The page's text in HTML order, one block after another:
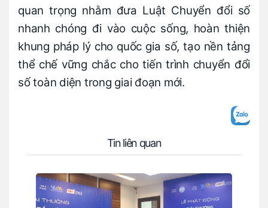
quan trọng nhằm đưa Luật Chuyển đổi số
nhanh chóng đi vào cuộc sống, hoàn thiện
khung pháp lý cho quốc gia số, tạo nền tảng
thể chế vững chắc cho tiến trình chuyển đổi
số toàn diện trong giai đoạn mới.
Tin liên quan